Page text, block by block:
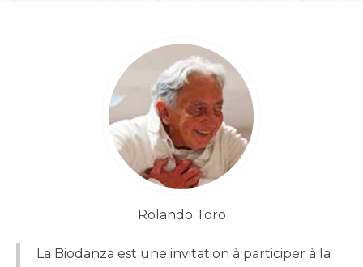
Rolando Toro
La Biodanza est une invitation à participer à la